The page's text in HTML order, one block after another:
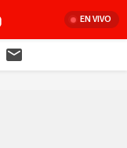
EN VIVO